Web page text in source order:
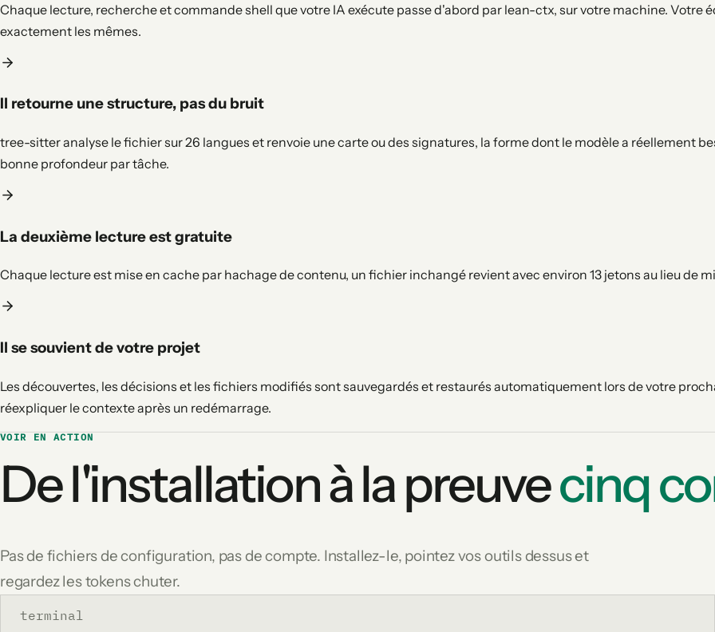
Chaque lecture, recherche et commande shell que votre IA exécute passe d'abord par lean-ctx, sur votre machine. Votre
exactement les mêmes.
Il retourne une structure, pas du bruit
tree-sitter analyse le fichier sur 26 langues et renvoie une carte ou des signatures, la forme dont le modèle a réellement
bonne profondeur par tâche.
La deuxième lecture est gratuite
Chaque lecture est mise en cache par hachage de contenu, un fichier inchangé revient avec environ 13 jetons au lieu de
Il se souvient de votre projet
Les découvertes, les décisions et les fichiers modifiés sont sauvegardés et restaurés automatiquement lors de votre
réexpliquer le contexte après un redémarrage.
VOIR EN ACTION
De l'installation à la preuvecinq
Pas de fichiers de configuration, pas de compte. Installez-le, pointez vos outils dessus et
regardez les tokens chuter.
terminal